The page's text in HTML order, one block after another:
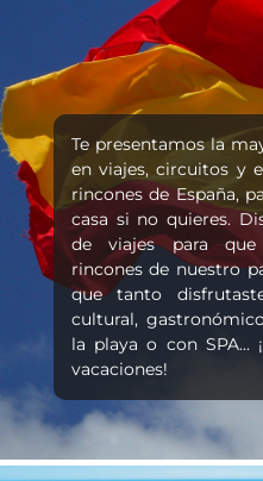
Te presentamos la
en viajes, circuitos y
rincones de España,
casa si no quieres.
de viajes para
rincones de nuestro
que tanto
cultural,
la playa o con SPA...
vacaciones!